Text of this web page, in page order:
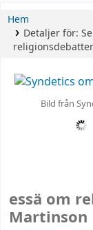
Hem
Detaljer för:
Bild från
essä om
Martinson